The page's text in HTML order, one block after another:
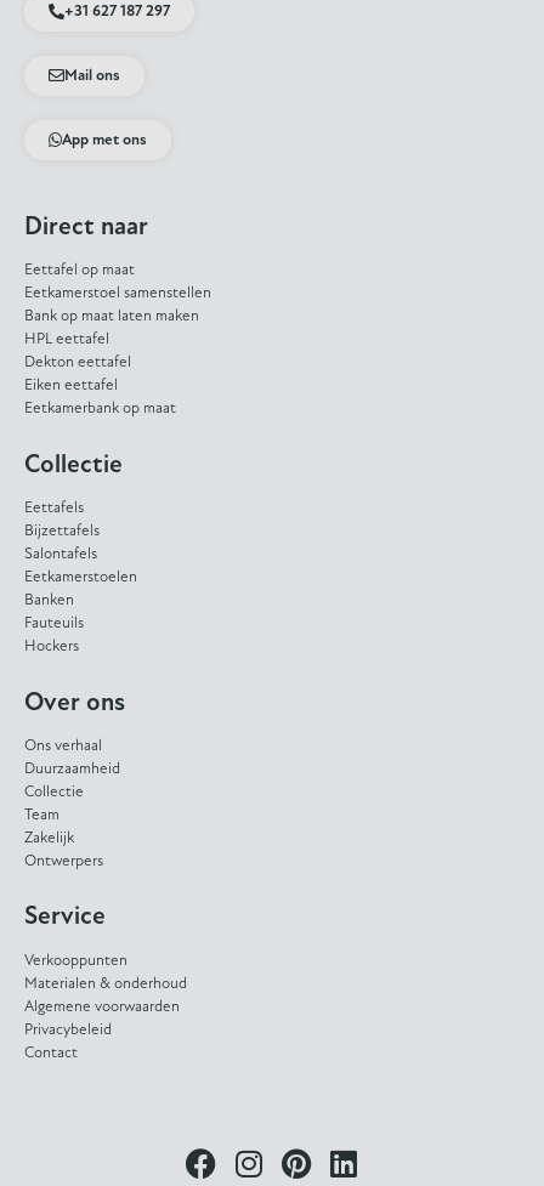
+31 627 187 297
Mail ons
App met ons
Direct naar
Eettafel op maat
Eetkamerstoel samenstellen
Bank op maat laten maken
HPL eettafel
Dekton eettafel
Eiken eettafel
Eetkamerbank op maat
Collectie
Eettafels
Bijzettafels
Salontafels
Eetkamerstoelen
Banken
Fauteuils
Hockers
Over ons
Ons verhaal
Duurzaamheid
Collectie
Team
Zakelijk
Ontwerpers
Service
Verkooppunten
Materialen & onderhoud
Algemene voorwaarden
Privacybeleid
Contact